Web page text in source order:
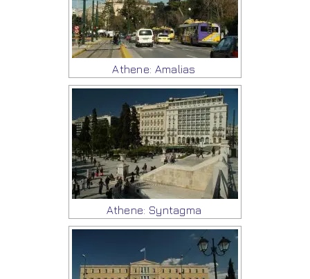
Athene: Amalias
Athene: Syntagma